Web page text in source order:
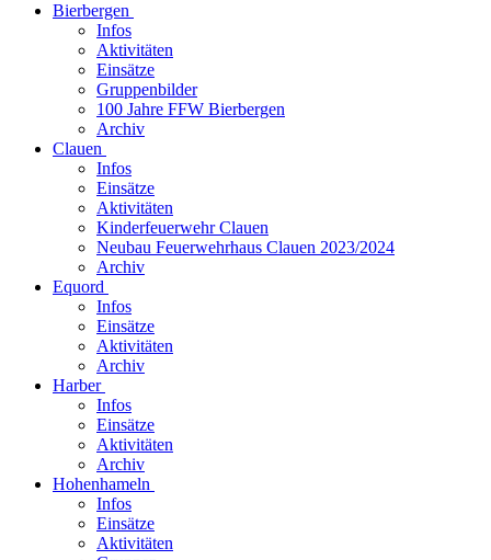
Bierbergen
Infos
Aktivitäten
Einsätze
Gruppenbilder
100 Jahre FFW Bierbergen
Archiv
Clauen
Infos
Einsätze
Aktivitäten
Kinderfeuerwehr Clauen
Neubau Feuerwehrhaus Clauen 2023/2024
Archiv
Equord
Infos
Einsätze
Aktivitäten
Archiv
Harber
Infos
Einsätze
Aktivitäten
Archiv
Hohenhameln
Infos
Einsätze
Aktivitäten